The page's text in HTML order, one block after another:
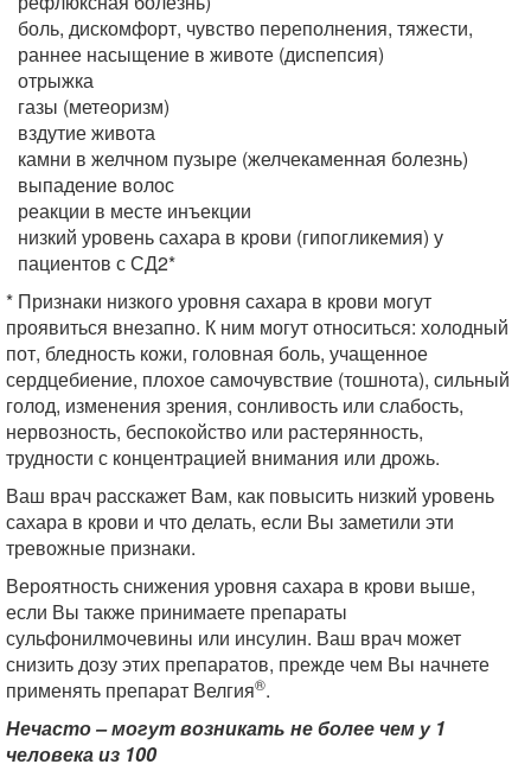
боль, дискомфорт, чувство переполнения, тяжести,
раннее насыщение в животе (диспепсия)
отрыжка
газы (метеоризм)
вздутие живота
камни в желчном пузыре (желчекаменная болезнь)
выпадение волос
реакции в месте инъекции
низкий уровень сахара в крови (гипогликемия) у
пациентов с СД2*
* Признаки низкого уровня сахара в крови могут
проявиться внезапно. К ним могут относиться: холодный
пот, бледность кожи, головная боль, учащенное
сердцебиение, плохое самочувствие (тошнота), сильный
голод, изменения зрения, сонливость или слабость,
нервозность, беспокойство или растерянность,
трудности с концентрацией внимания или дрожь.
Ваш врач расскажет Вам, как повысить низкий уровень
сахара в крови и что делать, если Вы заметили эти
тревожные признаки.
Вероятность снижения уровня сахара в крови выше,
если Вы также принимаете препараты
сульфонилмочевины или инсулин. Ваш врач может
снизить дозу этих препаратов, прежде чем Вы начнете
применять препарат Велгия®.
Нечасто – могут возникать не более чем у 1
человека из 100